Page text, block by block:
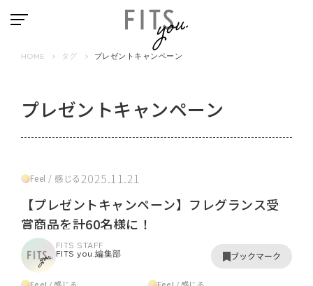
HOME タグ プレゼントキャンペーン
プレゼントキャンペーン
Feel / 感じる2025.11.21
【プレゼントキャンペーン】フレグランス受
賞商品を計60名様に！
FITS STAFF
FITS you.編集部
ブックマーク